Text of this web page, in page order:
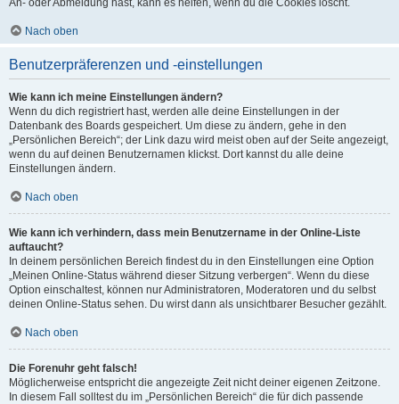
An- oder Abmeldung hast, kann es helfen, wenn du die Cookies löscht.
Nach oben
Benutzerpräferenzen und -einstellungen
Wie kann ich meine Einstellungen ändern?
Wenn du dich registriert hast, werden alle deine Einstellungen in der
Datenbank des Boards gespeichert. Um diese zu ändern, gehe in den
„Persönlichen Bereich“; der Link dazu wird meist oben auf der Seite angezeigt,
wenn du auf deinen Benutzernamen klickst. Dort kannst du alle deine
Einstellungen ändern.
Nach oben
Wie kann ich verhindern, dass mein Benutzername in der Online-Liste
auftaucht?
In deinem persönlichen Bereich findest du in den Einstellungen eine Option
„Meinen Online-Status während dieser Sitzung verbergen“. Wenn du diese
Option einschaltest, können nur Administratoren, Moderatoren und du selbst
deinen Online-Status sehen. Du wirst dann als unsichtbarer Besucher gezählt.
Nach oben
Die Forenuhr geht falsch!
Möglicherweise entspricht die angezeigte Zeit nicht deiner eigenen Zeitzone.
In diesem Fall solltest du im „Persönlichen Bereich“ die für dich passende